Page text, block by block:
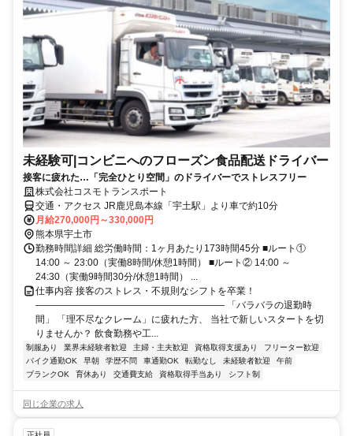
未経験可|コンビニへのフローズン食品配送ドライバー
接客に疲れた…「完全ひとり空間」のドライバーでストレスフリー
株式会社コスモトランスポート
交通・アクセス JR鹿児島本線「宇土駅」より車で約10分
月給270,000円～330,000円
熊本県宇土市
勤務時間詳細 総労働時間：1ヶ月あたり173時間45分 ■ルート①
14:00 ～ 23:00（実働8時間/休憩1時間） ■ルート② 14:00 ～
24:30（実働9時間30分/休憩1時間） ...
仕事内容 接客のストレス・不規則なシフトを卒業！
―――――――――――――――――――― 「バラバラの退勤時
間」 「理不尽なクレーム」に疲れた方、 当社で新しいスタートを切
りませんか？ 飲食勤務や工...
制服あり 業界未経験者歓迎 主婦・主夫歓迎 資格取得支援あり
フリーター歓迎
バイク通勤OK
早朝 学歴不問 車通勤OK 転勤なし 未経験者歓迎
午前
ブランクOK
育休あり 交通費支給 資格取得手当あり シフト制
同じ企業の求人